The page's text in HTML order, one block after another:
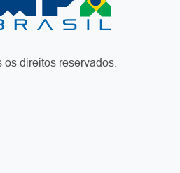
direitos reservados.